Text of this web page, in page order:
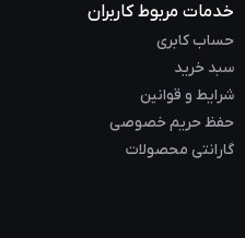
خدمات مربوط کاربران
حساب کابری
سبد خرید
شرایط و قوانین
حفظ حریم خصوصی
گارانتی محصولات